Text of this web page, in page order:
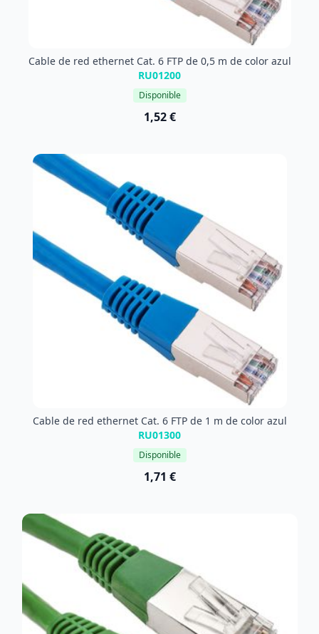
Cable de red ethernet Cat. 6 FTP de 0,5 m de color azul
RU01200
Disponible
1,52 €
Cable de red ethernet Cat. 6 FTP de 1 m de color azul
RU01300
Disponible
1,71 €